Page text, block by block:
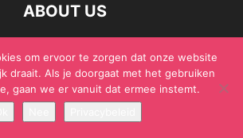
ABOUT US
- Copyright - Gericht Media 2017 - 2021
om ervoor te zorgen dat onze website
draait. Als je doorgaat met het gebruiken
gaan we er vanuit dat ermee instemt.